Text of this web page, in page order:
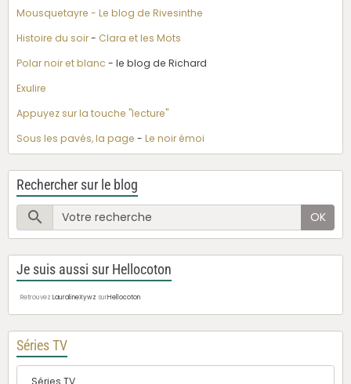
Mousquetayre - Le blog de Rivesinthe
Histoire du soir- Clara et les Mots
Polar noir et blanc - le blog de Richard
Exulire
Appuyez sur la touche "lecture"
Sous les pavés, la page - Le noir émoi
Rechercher sur le blog
OK
Je suis aussi sur Hellocoton
Retrouvez LauralineXywz surHellocoton
Séries TV
Séries TV